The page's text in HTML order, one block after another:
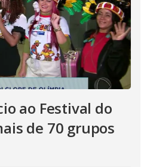
ao Festival do
de 70 grupos